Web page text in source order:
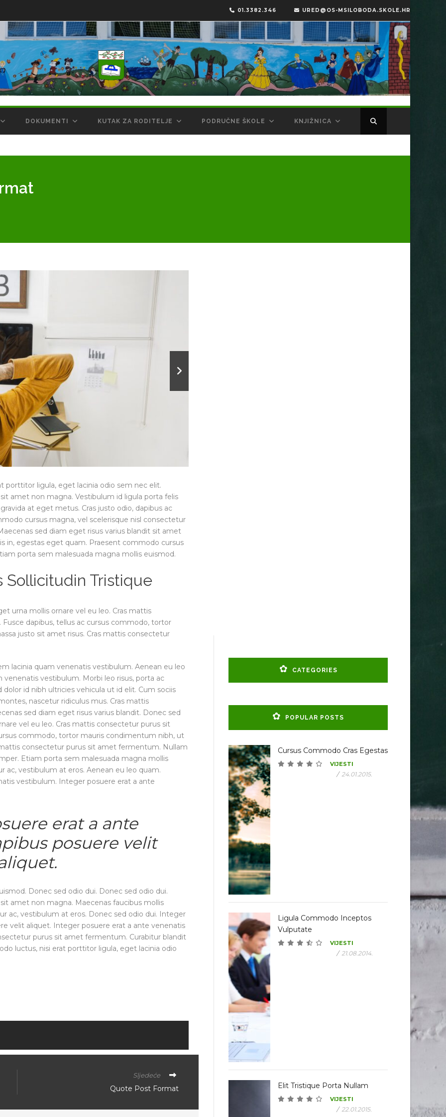
01.3382.346 URED@OS-MSILOBODA.SKOLE.HR
DOKUMENTI KUTAK ZA RODITELJE PODRUČNE ŠKOLE KNJIŽNICA
porttitor ligula, eget lacinia odio sem nec elit.
amet non magna. Vestibulum id ligula porta felis
at eget metus. Cras justo odio, dapibus ac
cursus magna, vel scelerisque nisl consectetur
sed diam eget risus varius blandit sit amet
in, egestas eget quam. Praesent commodo cursus
porta sem malesuada magna mollis euismod.
Sollicitudin Tristique
urna mollis ornare vel eu leo. Cras mattis
dapibus, tellus ac cursus commodo, tortor
justo sit amet risus. Cras mattis consectetur
lacinia quam venenatis vestibulum. Aenean eu leo
vestibulum. Morbi leo risus, porta ac
id nibh ultricies vehicula ut id elit. Cum sociis
nascetur ridiculus mus. Cras mattis
sed diam eget risus varius blandit. Donec sed
vel eu leo. Cras mattis consectetur purus sit
commodo, tortor mauris condimentum nibh, ut
consectetur purus sit amet fermentum. Nullam
Etiam porta sem malesuada magna mollis
ac, vestibulum at eros. Aenean eu leo quam.
vestibulum. Integer posuere erat a ante
erat a ante
posuere velit
Donec sed odio dui. Donec sed odio dui.
amet non magna. Maecenas faucibus mollis
ac, vestibulum at eros. Donec sed odio dui. Integer
velit aliquet. Integer posuere erat a ante venenatis
purus sit amet fermentum. Curabitur blandit
luctus, nisi erat porttitor ligula, eget lacinia odio
Sljedeće
Quote Post Format
CATEGORIES
POPULAR POSTS
Cursus Commodo Cras Egestas
VIJESTI
/ 24.01.2015.
Ligula Commodo Inceptos
Vulputate
VIJESTI
/ 21.08.2014.
Elit Tristique Porta Nullam
VIJESTI
/ 22.01.2015.